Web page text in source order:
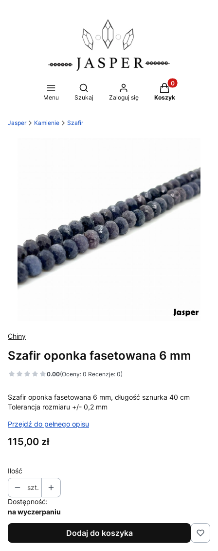
Menu
Otwórz wyszukiwarkę
Szukaj Zaloguj się
Produkty w
Koszyk
Jasper Kamienie Szafir
Chiny
Szafir oponka fasetowana 6 mm
0.00(Oceny: 0 Recenzje: 0)
Szafir oponka fasetowana 6 mm, długość sznurka 40 cm
Tolerancja rozmiaru +/- 0,2 mm
Przejdź do pełnego opisu
Cena
115,00 zł
Ilość
szt.
Dostępność:
na wyczerpaniu
Dodaj do koszyka